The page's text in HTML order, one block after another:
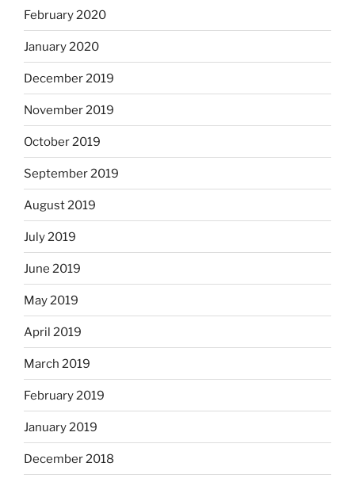
February 2020
January 2020
December 2019
November 2019
October 2019
September 2019
August 2019
July 2019
June 2019
May 2019
April 2019
March 2019
February 2019
January 2019
December 2018